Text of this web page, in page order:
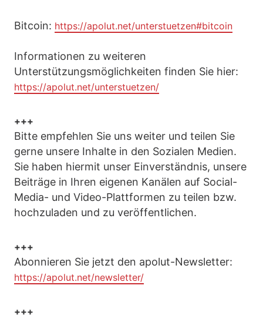
Bitcoin: https://apolut.net/unterstuetzen#bitcoin
Informationen zu weiteren
Unterstützungsmöglichkeiten finden Sie hier:
https://apolut.net/unterstuetzen/
+++
Bitte empfehlen Sie uns weiter und teilen Sie
gerne unsere Inhalte in den Sozialen Medien.
Sie haben hiermit unser Einverständnis, unsere
Beiträge in Ihren eigenen Kanälen auf Social-
Media- und Video-Plattformen zu teilen bzw.
hochzuladen und zu veröffentlichen.
+++
Abonnieren Sie jetzt den apolut-Newsletter:
https://apolut.net/newsletter/
+++